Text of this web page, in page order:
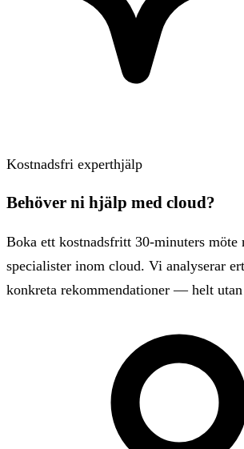
Kostnadsfri experthjälp
Behöver ni hjälp med cloud?
Boka ett kostnadsfritt 30-minuters möte
specialister inom cloud. Vi analyserar
konkreta rekommendationer — helt